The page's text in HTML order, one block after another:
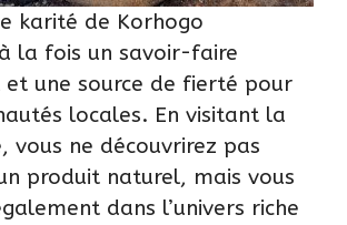
karité de Korhogo
la fois un savoir-faire
une source de fierté pour
locales. En visitant la
vous ne découvrirez pas
produit naturel, mais vous
dans l’univers riche